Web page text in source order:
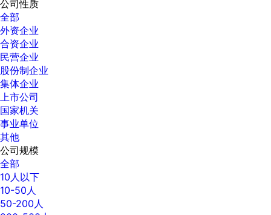
公司性质
全部
外资企业
合资企业
民营企业
股份制企业
集体企业
上市公司
国家机关
事业单位
其他
公司规模
全部
10人以下
10-50人
50-200人